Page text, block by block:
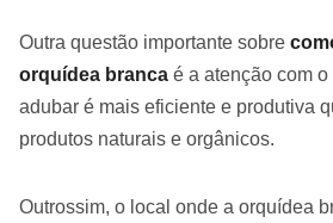
Outra questão importante sobre
orquídea branca é a atenção com
adubar é mais eficiente e produtiva
produtos naturais e orgânicos.
Outrossim, o local onde a orquídea